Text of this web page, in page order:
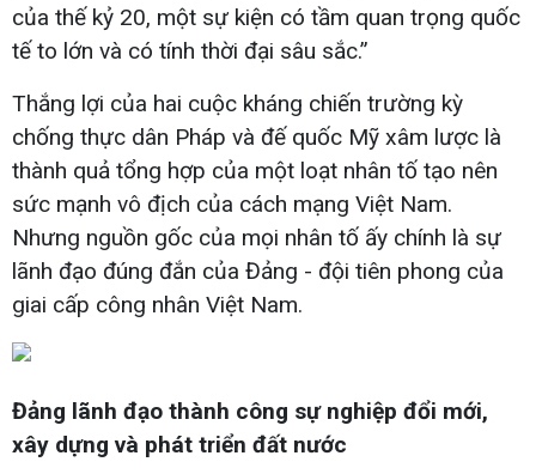
của thế kỷ 20, một sự kiện có tầm quan trọng quốc
tế to lớn và có tính thời đại sâu sắc.”
Thắng lợi của hai cuộc kháng chiến trường kỳ
chống thực dân Pháp và đế quốc Mỹ xâm lược là
thành quả tổng hợp của một loạt nhân tố tạo nên
sức mạnh vô địch của cách mạng Việt Nam.
Nhưng nguồn gốc của mọi nhân tố ấy chính là sự
lãnh đạo đúng đắn của Đảng - đội tiên phong của
giai cấp công nhân Việt Nam.
Đảng lãnh đạo thành công sự nghiệp đổi mới,
xây dựng và phát triển đất nước